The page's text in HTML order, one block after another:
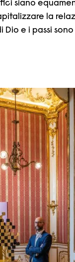
siano
la
Dio e i passi